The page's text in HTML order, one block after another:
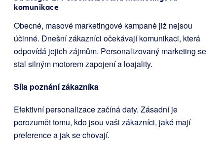
komunikace
Obecné, masové marketingové kampaně již nejsou
účinné. Dnešní zákazníci očekávají komunikaci, která
odpovídá jejich zájmům. Personalizovaný marketing se
stal silným motorem zapojení a loajality.
Síla poznání zákazníka
Efektivní personalizace začíná daty. Zásadní je
porozumět tomu, kdo jsou vaši zákazníci, jaké mají
preference a jak se chovají.